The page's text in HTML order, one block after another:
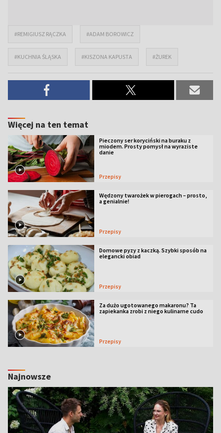
#REMIGIUSZ RĄCZKA #ADAM BOROWICZ
#KUCHNIA ŚLĄSKA #KISZONA KAPUSTA #ŻUREK
Więcej na ten temat
Pieczony ser koryciński na buraku z
miodem. Prosty pomysł na wyraziste
danie
Przepisy
Wędzony twarożek w pierogach – prosto,
a genialnie!
Przepisy
Domowe pyzy z kaczką. Szybki sposób na
elegancki obiad
Przepisy
Za dużo ugotowanego makaronu? Ta
zapiekanka zrobi z niego kulinarne cudo
Przepisy
Najnowsze